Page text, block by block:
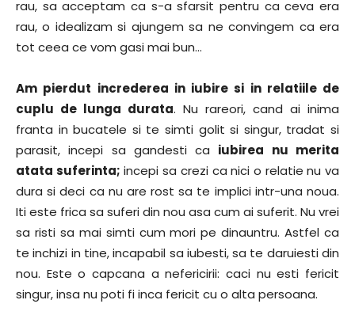
rau, sa acceptam ca s-a sfarsit pentru ca ceva era
rau, o idealizam si ajungem sa ne convingem ca era
tot ceea ce vom gasi mai bun…
Am pierdut increderea in iubire si in relatiile de
cuplu de lunga durata. Nu rareori, cand ai inima
franta in bucatele si te simti golit si singur, tradat si
parasit, incepi sa gandesti ca iubirea nu merita
atata suferinta; incepi sa crezi ca nici o relatie nu va
dura si deci ca nu are rost sa te implici intr-una noua.
Iti este frica sa suferi din nou asa cum ai suferit. Nu vrei
sa risti sa mai simti cum mori pe dinauntru. Astfel ca
te inchizi in tine, incapabil sa iubesti, sa te daruiesti din
nou. Este o capcana a nefericirii: caci nu esti fericit
singur, insa nu poti fi inca fericit cu o alta persoana.